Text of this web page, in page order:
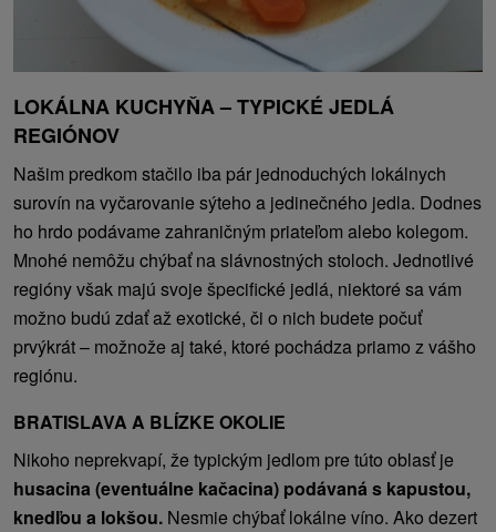
LOKÁLNA KUCHYŇA – TYPICKÉ JEDLÁ
REGIÓNOV
Našim predkom stačilo iba pár jednoduchých lokálnych
surovín na vyčarovanie sýteho a jedinečného jedla. Dodnes
ho hrdo podávame zahraničným priateľom alebo kolegom.
Mnohé nemôžu chýbať na slávnostných stoloch. Jednotlivé
regióny však majú svoje špecifické jedlá, niektoré sa vám
možno budú zdať až exotické, či o nich budete počuť
prvýkrát – možnože aj také, ktoré pochádza priamo z vášho
regiónu.
BRATISLAVA A BLÍZKE OKOLIE
Nikoho neprekvapí, že typickým jedlom pre túto oblasť je
husacina (eventuálne kačacina) podávaná s kapustou,
knedľou a lokšou. Nesmie chýbať lokálne víno. Ako dezert